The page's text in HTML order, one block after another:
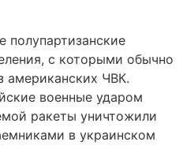
полупартизанские
с которыми обычно
американских ЧВК.
военные ударом
ракеты уничтожили
в украинском